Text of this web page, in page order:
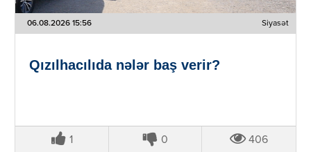
06.08.2026 15:56 Siyasət
Qızılhacılıda nələr baş verir?
1 0 406